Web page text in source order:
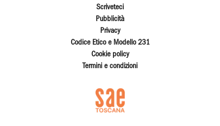
Scriveteci
Pubblicità
Privacy
Codice Etico e Modello 231
Cookie policy
Termini e condizioni